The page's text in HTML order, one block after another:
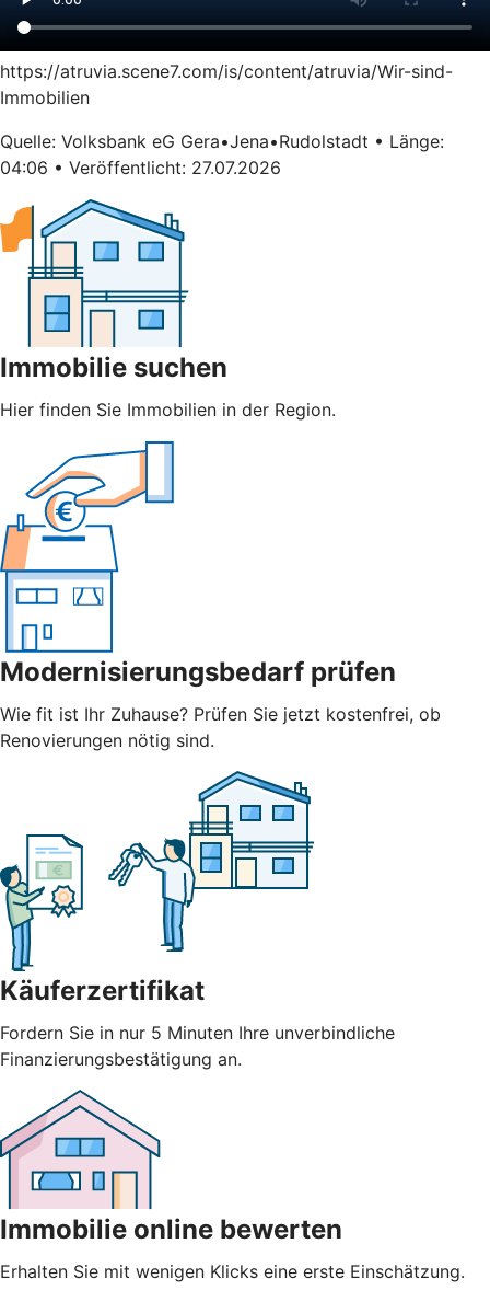
https://atruvia.scene7.com/is/content/atruvia/Wir-sind-
Immobilien
Quelle: Volksbank eG Gera•Jena•Rudolstadt • Länge:
04:06 • Veröffentlicht: 27.07.2026
Immobilie suchen
Hier finden Sie Immobilien in der Region.
Modernisierungsbedarf prüfen
Wie fit ist Ihr Zuhause? Prüfen Sie jetzt kostenfrei, ob
Renovierungen nötig sind.
Käuferzertifikat
Fordern Sie in nur 5 Minuten Ihre unverbindliche
Finanzierungsbestätigung an.
Immobilie online bewerten
Erhalten Sie mit wenigen Klicks eine erste Einschätzung.